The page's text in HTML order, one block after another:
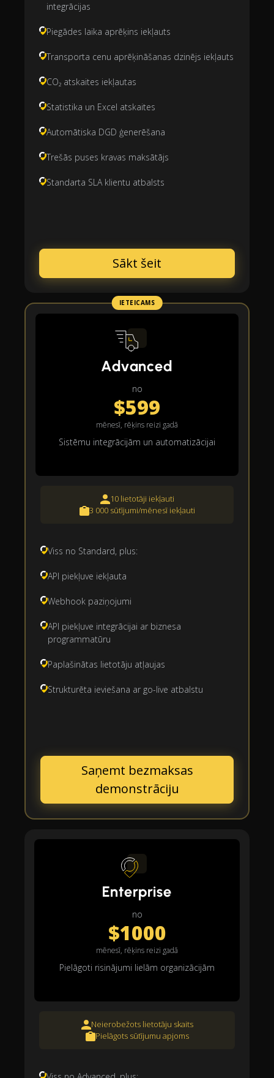
integrācijas
Piegādes laika aprēķins iekļauts
Transporta cenu aprēķināšanas dzinējs iekļauts
CO₂ atskaites iekļautas
Statistika un Excel atskaites
Automātiska DGD ģenerēšana
Trešās puses kravas maksātājs
Standarta SLA klientu atbalsts
Sākt šeit
IETEICAMS
Advanced
no
$599
mēnesī, rēķins reizi gadā
Sistēmu integrācijām un automatizācijai
10 lietotāji iekļauti
3 000 sūtījumi/mēnesī iekļauti
Viss no Standard, plus:
API piekļuve iekļauta
Webhook paziņojumi
API piekļuve integrācijai ar biznesa
programmatūru
Paplašinātas lietotāju atļaujas
Strukturēta ieviešana ar go-live atbalstu
Saņemt bezmaksas
demonstrāciju
Enterprise
no
$1000
mēnesī, rēķins reizi gadā
Pielāgoti risinājumi lielām organizācijām
Neierobežots lietotāju skaits
Pielāgots sūtījumu apjoms